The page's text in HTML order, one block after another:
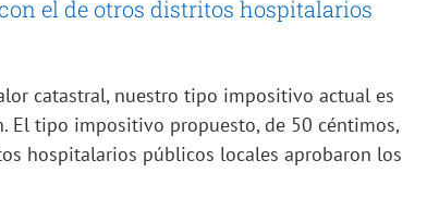
el de otros distritos hospitalarios
catastral, nuestro tipo impositivo actual es
El tipo impositivo propuesto, de 50 céntimos,
hospitalarios públicos locales aprobaron los